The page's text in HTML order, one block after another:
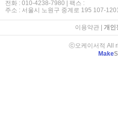
전화 : 010-4238-7980 | 팩스 :
주소 : 서울시 노원구 중계로 195 107-
이용약관| 개인
ⓒ오케이서적 All
Make